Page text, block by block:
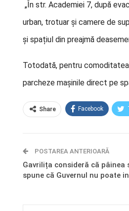
„În str. Academiei 7, după
urban, trotuar şi camere de
și spațiul din preajmă
Totodată, pentru
parcheze mașinile direct pe
Share Facebook
POSTAREA ANTERIOARĂ
Gavrilița consideră că pâinea
spune că Guvernul nu poate